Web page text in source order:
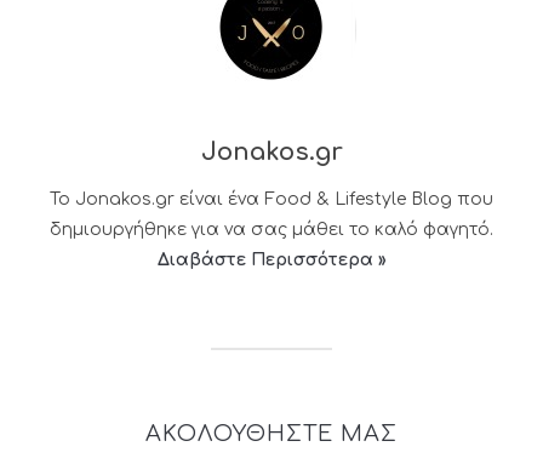
Jonakos.gr
Το Jonakos.gr είναι ένα Food & Lifestyle Blog που
δημιουργήθηκε για να σας μάθει το καλό φαγητό.
Διαβάστε Περισσότερα »
ΑΚΟΛΟΥΘΗΣΤΕ ΜΑΣ